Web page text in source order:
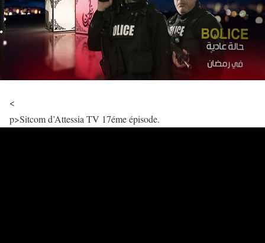
<
p>Sitcom d’Attessia TV 17éme épisode.